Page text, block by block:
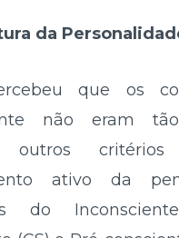
da
que os
não eram
outros
ativo da
do